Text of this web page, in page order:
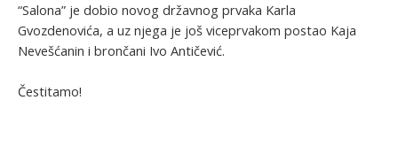
“Salona” je dobio novog državnog prvaka Karla
Gvozdenovića, a uz njega je još viceprvakom postao Kaja
Nevešćanin i brončani Ivo Antičević.
Čestitamo!